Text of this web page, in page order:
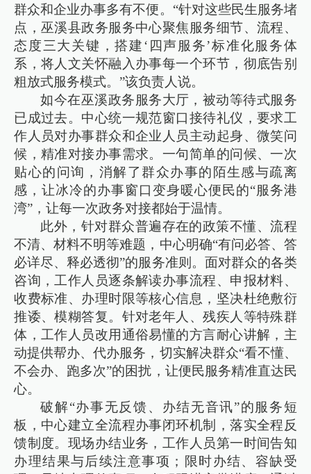
群众和企业办事多有不便。“针对这些民生服务堵
点，巫溪县政务服务中心聚焦服务细节、流程、
态度三大关键，搭建‘四声服务’标准化服务体
系，将人文关怀融入办事每一个环节，彻底告别
粗放式服务模式。”该负责人说。
如今在巫溪政务服务大厅，被动等待式服务
已成过去。中心统一规范窗口接待礼仪，要求工
作人员对办事群众和企业人员主动起身、微笑问
候，精准对接办事需求。一句简单的问候、一次
贴心的问询，消解了群众办事的陌生感与疏离
感，让冰冷的办事窗口变身暖心便民的“服务港
湾”，让每一次政务对接都始于温情。
此外，针对群众普遍存在的政策不懂、流程
不清、材料不明等难题，中心明确“有问必答、答
必详尽、释必透彻”的服务准则。面对群众的各类
咨询，工作人员逐条解读办事流程、申报材料、
收费标准、办理时限等核心信息，坚决杜绝敷衍
推诿、模糊答复。针对老年人、残疾人等特殊群
体，工作人员改用通俗易懂的方言耐心讲解，主
动提供帮办、代办服务，切实解决群众“看不懂、
不会办、跑多次”的困扰，让便民服务精准直达民
心。
破解“办事无反馈、办结无音讯”的服务短
板，中心建立全流程办事闭环机制，落实全程反
馈制度。现场办结业务，工作人员第一时间告知
办理结果与后续注意事项；限时办结、容缺受